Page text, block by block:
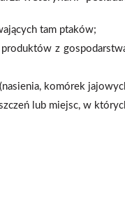
tam ptaków;
z
komórek
lub miejsc, w